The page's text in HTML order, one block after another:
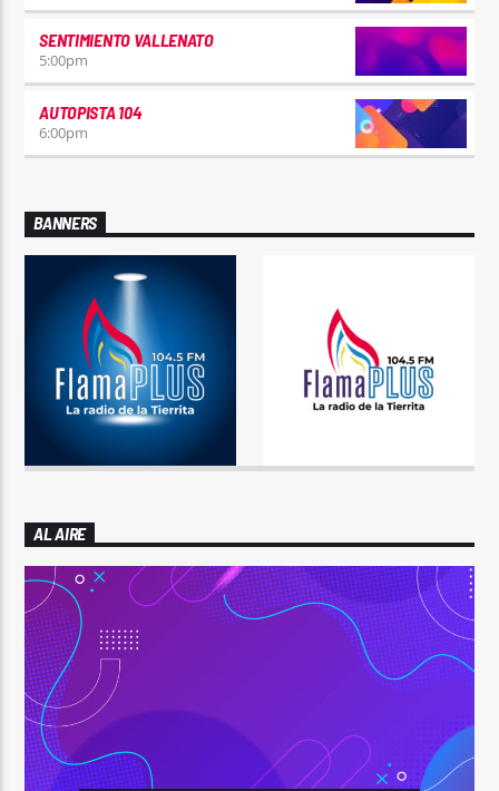
SENTIMIENTO VALLENATO
5:00pm
AUTOPISTA 104
6:00pm
BANNERS
AL AIRE